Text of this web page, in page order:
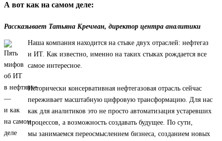
А вот как на самом деле:
Рассказывает Татьяна Кречман, директор центра аналитики
Наша компания находится на стыке двух отраслей: нефтегаз
и ИТ. Как известно, именно на таких стыках рождается все
самое интересное.
Исторически консервативная нефтегазовая отрасль сейчас
переживает масштабную цифровую трансформацию. Для нас
как для аналитиков это не просто автоматизация устаревших
процессов, а возможность создавать будущее. По сути,
мы занимаемся переосмыслением бизнеса, созданием новых